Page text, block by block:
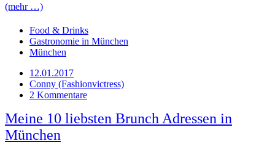
(mehr …)
Food & Drinks
Gastronomie in München
München
12.01.2017
Conny (Fashionvictress)
2 Kommentare
Meine 10 liebsten Brunch Adressen in
München